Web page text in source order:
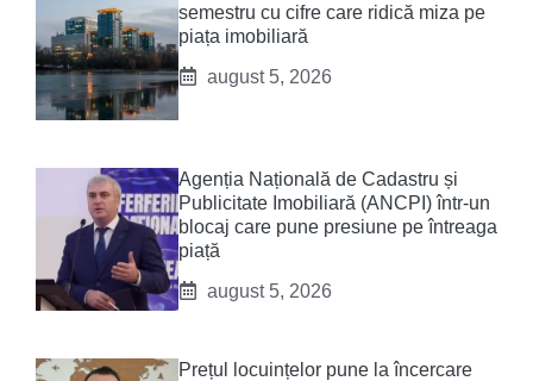
semestru cu cifre care ridică miza pe
piața imobiliară
august 5, 2026
Agenția Națională de Cadastru și
Publicitate Imobiliară (ANCPI) într-un
blocaj care pune presiune pe întreaga
piață
august 5, 2026
Prețul locuințelor pune la încercare